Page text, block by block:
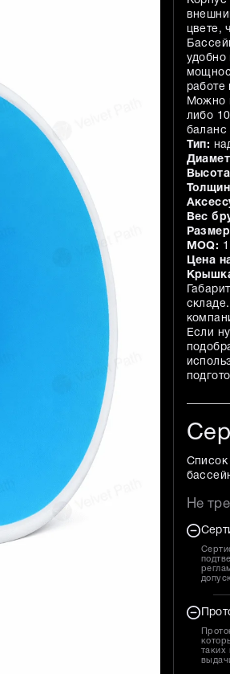
цвете,
удобно
работе
Можно
либо
баланс
Тип:
Вес
MOQ:
Цена
Если
Список
Не
таких